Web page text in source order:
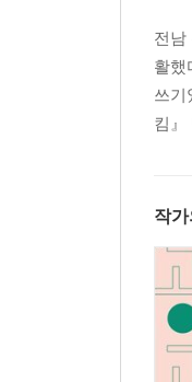
전남
활했
쓰기
킴』
작